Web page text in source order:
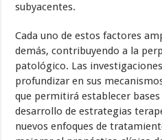
subyacentes.
Cada uno de estos factores
demás, contribuyendo a la
patológico. Las
profundizar en sus
que permitirá establecer bases
desarrollo de estrategias
nuevos enfoques de